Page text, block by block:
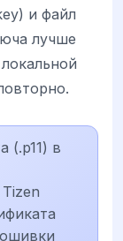
и файл
лучше
(.p11) в